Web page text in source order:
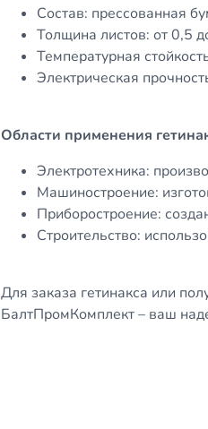
Состав: прессованная
Толщина листов: от 0,5
Температурная
Электрическая
Области применения
Электротехника:
Машиностроение:
Приборостроение:
Строительство:
Для заказа гетинакса или
БалтПромКомплект – ваш